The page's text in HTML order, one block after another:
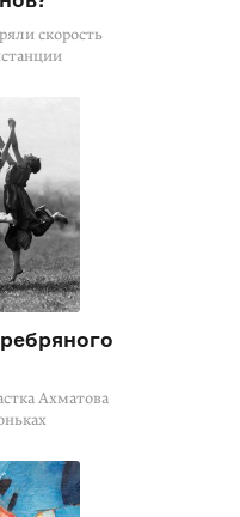
скорость
Ахматова